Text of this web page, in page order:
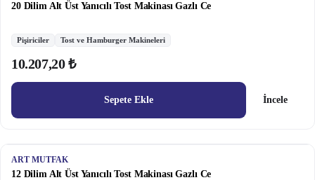
20 Dilim Alt Üst Yanıcılı Tost Makinası Gazlı Ce
Pişiriciler Tost ve Hamburger Makineleri
10.207,20 ₺
Sepete Ekle İncele
ART MUTFAK
12 Dilim Alt Üst Yanıcılı Tost Makinası Gazlı Ce